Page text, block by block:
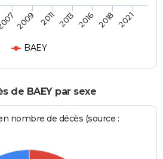
BAEY
2009 2011 2013 2016 2018 2021
de BAEY par sexe
nombre de décès (source :